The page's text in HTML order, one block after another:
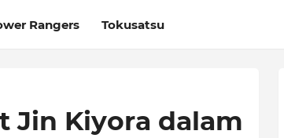
Rangers Tokusatsu
Jin Kiyora dalam